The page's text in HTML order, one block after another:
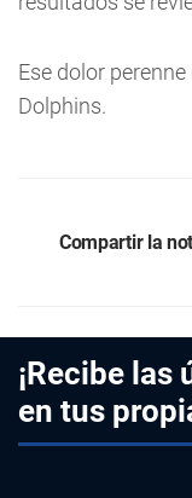
Ese dolor
Dolphins.
Compartir la
¡Recibe
en tus